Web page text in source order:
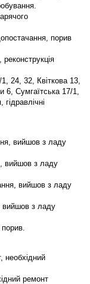
порив
24, 32, Квіткова 13,
Сумгаїтська 17/1,
вийшов з ладу
вийшов з ладу
вийшов з ладу
вийшов з ладу
необхідний
ремонт